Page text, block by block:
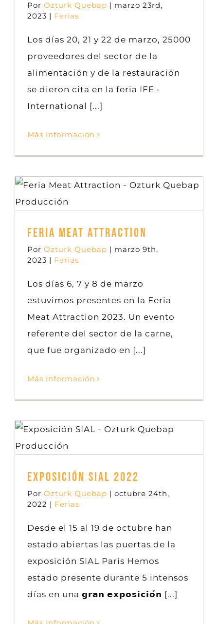
Por Ozturk Quebap | marzo 23rd,
2023 | Ferias
Los días 20, 21 y 22 de marzo, 25000
proveedores del sector de la
alimentación y de la restauración
se dieron cita en la feria IFE -
International [...]
Más información
Feria Meat Attraction
Por Ozturk Quebap | marzo 9th,
2023 | Ferias
Los días 6, 7 y 8 de marzo
estuvimos presentes en la Feria
Meat Attraction 2023. Un evento
referente del sector de la carne,
que fue organizado en [...]
Más información
Exposición SIAL 2022
Por Ozturk Quebap | octubre 24th,
2022 | Ferias
Desde el 15 al 19 de octubre han
estado abiertas las puertas de la
exposición SIAL Paris Hemos
estado presente durante 5 intensos
días en una 𝗴𝗿𝗮𝗻 𝗲𝘅𝗽𝗼𝘀𝗶𝗰𝗶𝗼́𝗻 [...]